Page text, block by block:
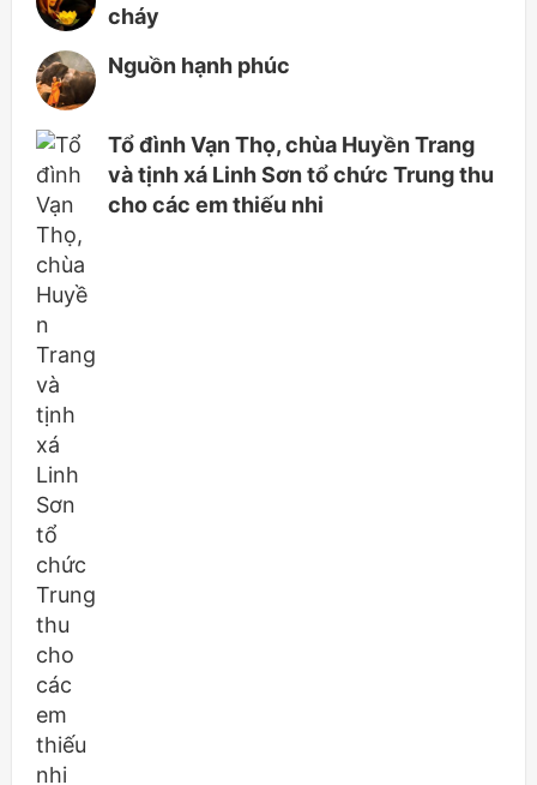
cháy
Nguồn hạnh phúc
Tổ đình Vạn Thọ, chùa Huyền Trang
và tịnh xá Linh Sơn tổ chức Trung thu
cho các em thiếu nhi